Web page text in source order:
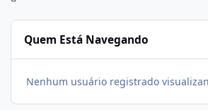
Quem Está Navegando
Nenhum usuário registrado